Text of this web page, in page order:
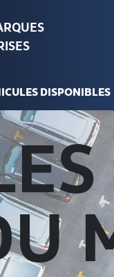
DISPONIBLES